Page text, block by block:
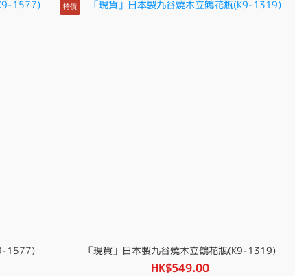
1577)
特價
「現貨」日本製九谷燒木立鶴花瓶(K9-1319)
HK$549.00